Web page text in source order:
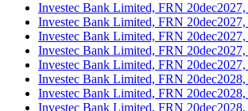
Investec Bank Limited, FRN
Investec Bank Limited, FRN
Investec Bank Limited, FRN
Investec Bank Limited, FRN
Investec Bank Limited, FRN
Investec Bank Limited, FRN
Investec Bank Limited, FRN
Investec Bank Limited, FRN